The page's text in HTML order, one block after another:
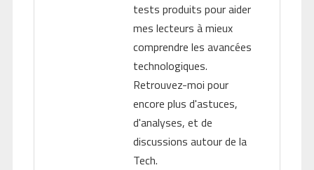
tests produits pour aider
mes lecteurs à mieux
comprendre les avancées
technologiques.
Retrouvez-moi pour
encore plus d'astuces,
d'analyses, et de
discussions autour de la
Tech.